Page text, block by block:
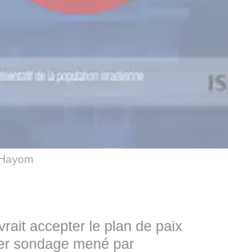
accepter le plan de paix
sondage mené par